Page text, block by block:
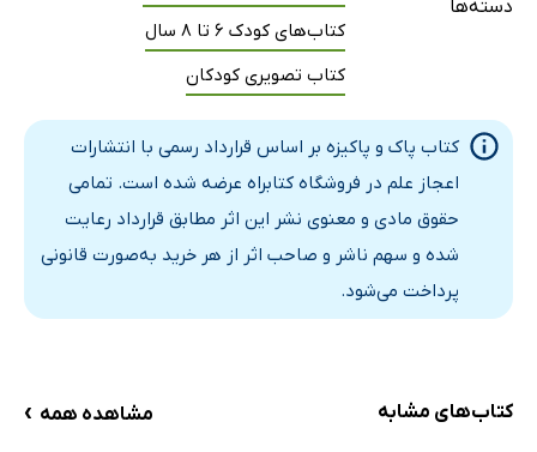
دسته‌ها
کتاب‌های کودک 6 تا 8 سال
کتاب تصویری کودکان
کتاب پاک و پاکیزه بر اساس قرارداد رسمی با انتشارات
اعجاز علم در فروشگاه کتابراه عرضه شده است. تمامی
حقوق مادی و معنوی نشر این اثر مطابق قرارداد رعایت
شده و سهم ناشر و صاحب اثر از هر خرید به‌صورت قانونی
پرداخت می‌شود.
کتاب‌های مشابه مشاهده همه ›